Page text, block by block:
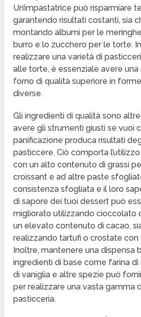
Un’impastatrice può risparmiare
garantendo risultati costanti, sia
montando albumi per le
burro e lo zucchero per le torte.
realizzare una varietà di
alle torte, è essenziale avere
forno di qualità superiore in
diverse.
Gli ingredienti di qualità sono
avere gli strumenti giusti se vuoi
panificazione produca risultati
pasticcere. Ciò comporta
con un alto contenuto di grassi
croissant e ad altre paste
consistenza sfogliata e il loro
di sapore dei tuoi dessert può
migliorato utilizzando cioccolato
un elevato contenuto di cacao,
realizzando tartufi o crostate con
Inoltre, mantenere una dispensa
ingredienti di base come farina
di vaniglia e altre spezie può
per realizzare una vasta gamma
pasticceria.